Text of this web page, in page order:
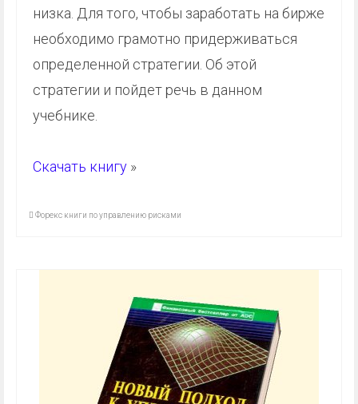
низка. Для того, чтобы заработать на бирже
необходимо грамотно придерживаться
определенной стратегии. Об этой
стратегии и пойдет речь в данном
учебнике.
Скачать книгу »
Форекс книги по управлению рисками